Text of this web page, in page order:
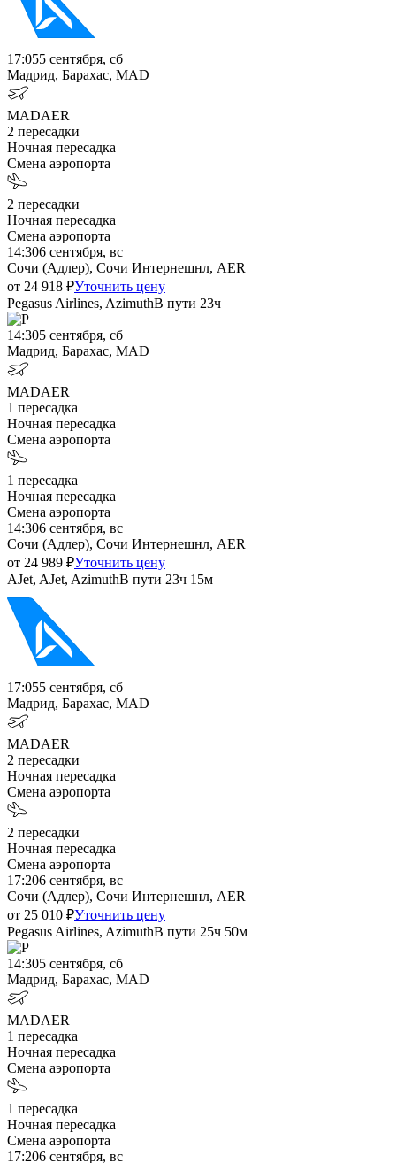
17:055 сентября, сб
Мадрид, Барахас, MAD
MADAER
2 пересадки
Ночная пересадка
Смена аэропорта
2 пересадки
Ночная пересадка
Смена аэропорта
14:306 сентября, вс
Сочи (Адлер), Сочи Интернешнл, AER
от 24 918 ₽Уточнить цену
Pegasus Airlines, AzimuthВ пути 23ч
14:305 сентября, сб
Мадрид, Барахас, MAD
MADAER
1 пересадка
Ночная пересадка
Смена аэропорта
1 пересадка
Ночная пересадка
Смена аэропорта
14:306 сентября, вс
Сочи (Адлер), Сочи Интернешнл, AER
от 24 989 ₽Уточнить цену
AJet, AJet, AzimuthВ пути 23ч 15м
17:055 сентября, сб
Мадрид, Барахас, MAD
MADAER
2 пересадки
Ночная пересадка
Смена аэропорта
2 пересадки
Ночная пересадка
Смена аэропорта
17:206 сентября, вс
Сочи (Адлер), Сочи Интернешнл, AER
от 25 010 ₽Уточнить цену
Pegasus Airlines, AzimuthВ пути 25ч 50м
14:305 сентября, сб
Мадрид, Барахас, MAD
MADAER
1 пересадка
Ночная пересадка
Смена аэропорта
1 пересадка
Ночная пересадка
Смена аэропорта
17:206 сентября, вс